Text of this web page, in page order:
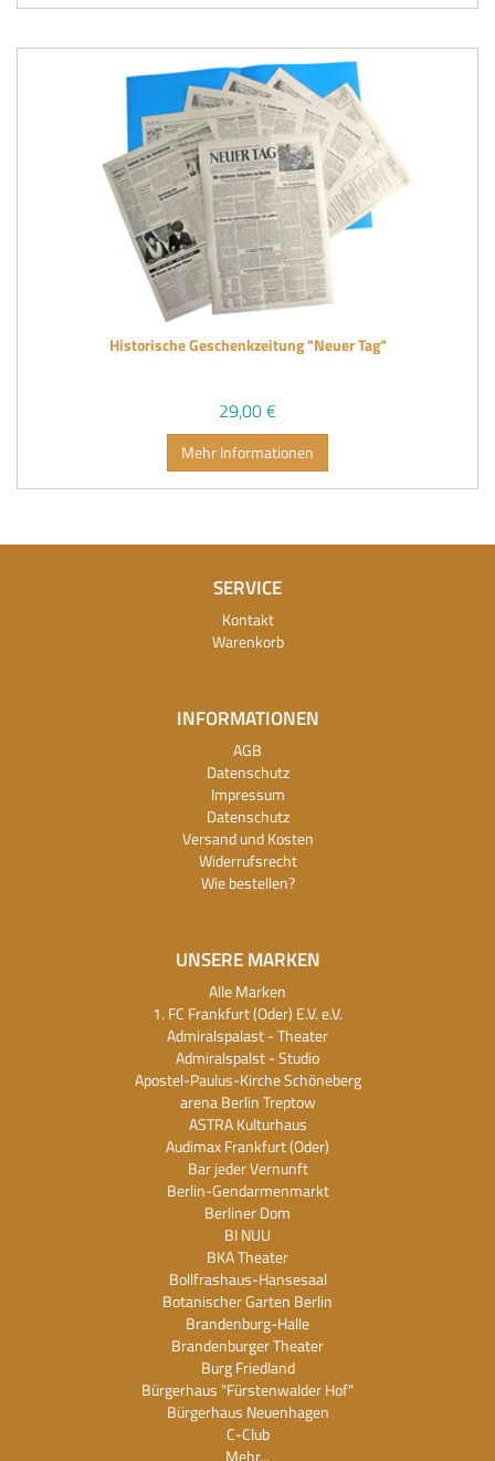
Historische Geschenkzeitung "Neuer Tag"
29,00 €
Mehr Informationen
SERVICE
Kontakt
Warenkorb
INFORMATIONEN
AGB
Datenschutz
Impressum
Datenschutz
Versand und Kosten
Widerrufsrecht
Wie bestellen?
UNSERE MARKEN
Alle Marken
1. FC Frankfurt (Oder) E.V. e.V.
Admiralspalast - Theater
Admiralspalst - Studio
Apostel-Paulus-Kirche Schöneberg
arena Berlin Treptow
ASTRA Kulturhaus
Audimax Frankfurt (Oder)
Bar jeder Vernunft
Berlin-Gendarmenmarkt
Berliner Dom
BI NUU
BKA Theater
Bollfrashaus-Hansesaal
Botanischer Garten Berlin
Brandenburg-Halle
Brandenburger Theater
Burg Friedland
Bürgerhaus "Fürstenwalder Hof"
Bürgerhaus Neuenhagen
C-Club
Mehr...